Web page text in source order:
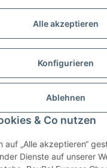
Alle akzeptieren
Konfigurieren
Ablehnen
& Co nutzen
auf „Alle akzeptieren“
Dienste auf unserer
Bank-Überweisung)